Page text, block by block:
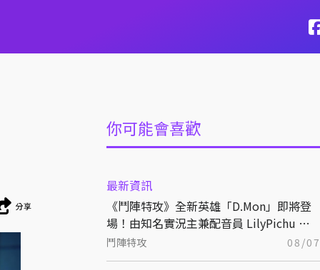
你可能會喜歡
最新資訊
《鬥陣特攻》全新英雄「D.Mon」即將登
場！由知名實況主兼配音員 LilyPichu 跨
界獻聲演出！
鬥陣特攻 08/07
分享